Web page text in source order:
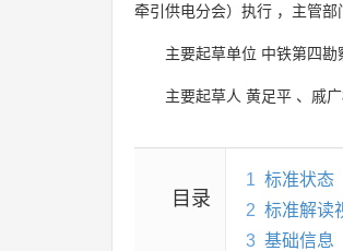
牵引供电分会）执行 ，主管部
主要起草单位 中铁第四勘
主要起草人 黄足平 、 戚
目录
1 标准状态
2 标准解读
3 基础信息